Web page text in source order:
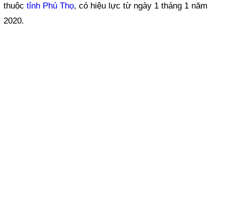
thuộctỉnh Phú Thọ, có hiệu lực từ ngày 1 tháng 1 năm
2020.